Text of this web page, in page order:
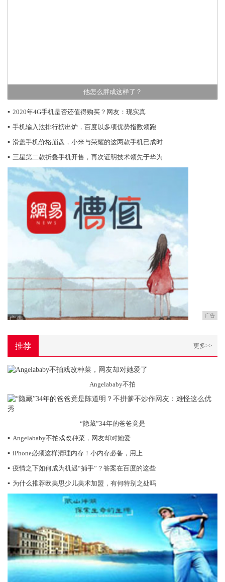
他怎么胖成这样了？
▪ 2020年4G手机是否还值得购买？网友：现实真
▪ 手机输入法排行榜出炉，百度以多项优势指数领跑
▪ 滑盖手机价格崩盘，小米与荣耀的这两款手机已成时
▪ 三星第二款折叠手机开售，再次证明技术领先于华为
广告
推荐 更多>>
Angelababy不拍
“隐藏”34年的爸爸竟是
▪ Angelababy不拍戏改种菜，网友却对她爱
▪ iPhone必须这样清理内存！小内存必备，用上
▪ 疫情之下如何成为机遇“捕手”？答案在百度的这些
▪ 为什么推荐欧美思少儿美术加盟，有何特别之处吗